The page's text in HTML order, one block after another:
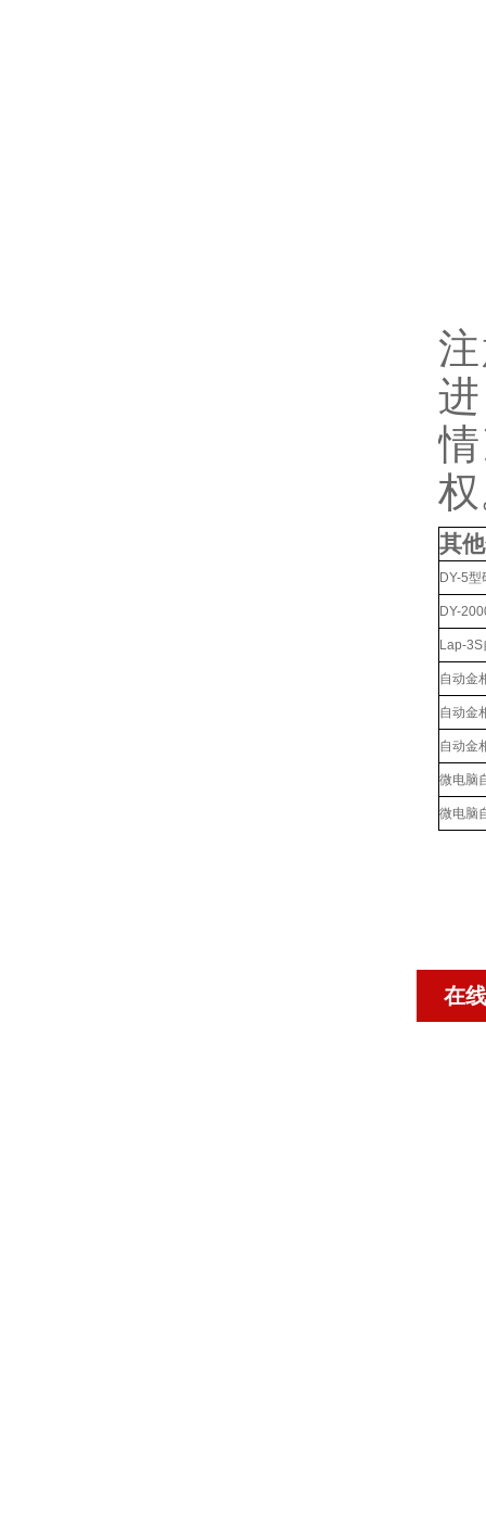
其
DY-5
DY-
Lap-
自动金
自动金
自动金
微电脑
微电脑
在